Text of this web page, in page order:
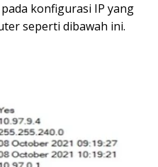
konfigurasi IP yang
seperti dibawah ini.